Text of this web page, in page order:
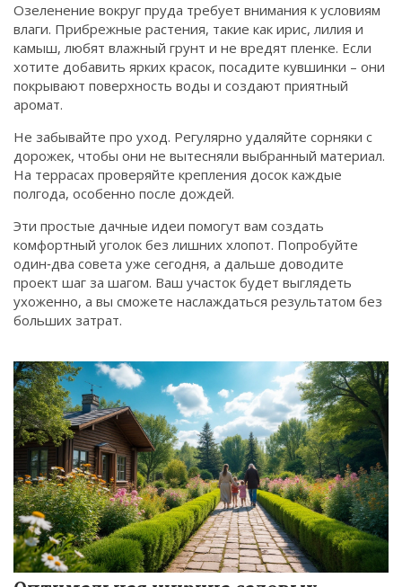
Озеленение вокруг пруда требует внимания к условиям
влаги. Прибрежные растения, такие как ирис, лилия и
камыш, любят влажный грунт и не вредят пленке. Если
хотите добавить ярких красок, посадите кувшинки – они
покрывают поверхность воды и создают приятный
аромат.
Не забывайте про уход. Регулярно удаляйте сорняки с
дорожек, чтобы они не вытесняли выбранный материал.
На террасах проверяйте крепления досок каждые
полгода, особенно после дождей.
Эти простые дачные идеи помогут вам создать
комфортный уголок без лишних хлопот. Попробуйте
один‑два совета уже сегодня, а дальше доводите
проект шаг за шагом. Ваш участок будет выглядеть
ухоженно, а вы сможете наслаждаться результатом без
больших затрат.